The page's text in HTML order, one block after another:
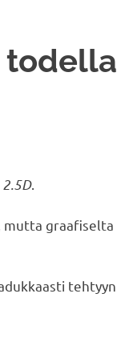
todella
2.5D.
mutta graafiselta
tehtyyn